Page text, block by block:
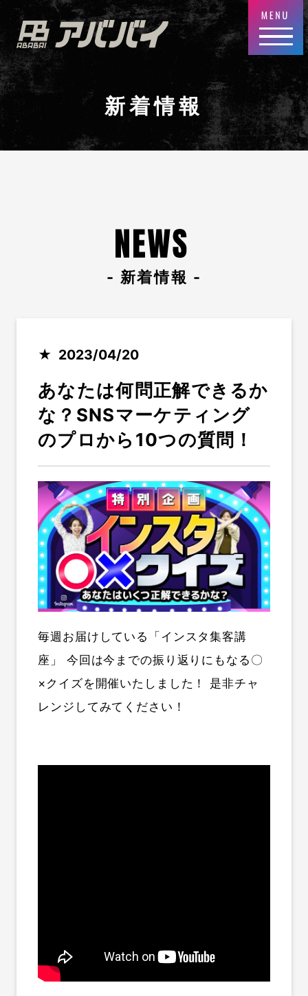
新着情報
- 新着情報 -
2023/04/20
あなたは何問正解できるか
な？SNSマーケティング
のプロから10つの質問！
毎週お届けしている「インスタ集客講
座」 今回は今までの振り返りにもなる〇
×クイズを開催いたしました！ 是非チャ
レンジしてみてください！